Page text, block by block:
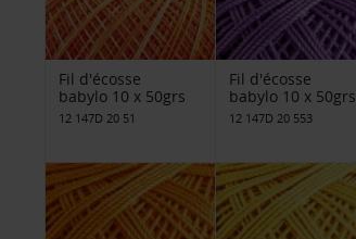
Fil d'écosse
babylo 10 x 50grs
12 147D 20 51
Fil d'écosse
babylo 10 x 50grs
12 147D 20 553